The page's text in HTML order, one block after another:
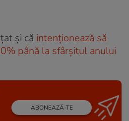
și că intenționează să
până la sfârșitul anului
ABONEAZĂ-TE